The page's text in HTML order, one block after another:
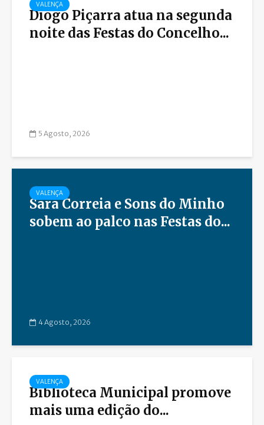
VALENÇA
Diogo Piçarra atua na segunda
noite das Festas do Concelho...
5 Agosto, 2026
VALENÇA
Sara Correia e Sons do Minho
sobem ao palco nas Festas do...
4 Agosto, 2026
VALENÇA
Biblioteca Municipal promove
mais uma edição do...